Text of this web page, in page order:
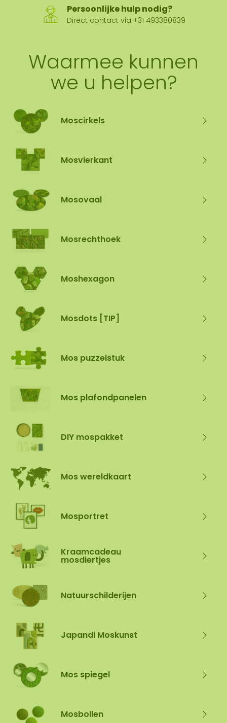
Persoonlijke hulp nodig?
Direct contact via +31 493380839
Waarmee kunnen
we u helpen?
Moscirkels
Mosvierkant
Mosovaal
Mosrechthoek
Moshexagon
Mosdots [TIP]
Mos puzzelstuk
Mos plafondpanelen
DIY mospakket
Mos wereldkaart
Mosportret
Kraamcadeau
mosdiertjes
Natuurschilderijen
Japandi Moskunst
Mos spiegel
Mosbollen